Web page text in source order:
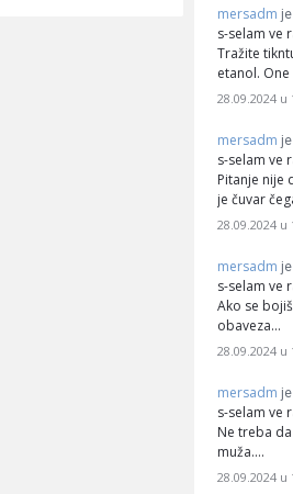
mersadm
s-selam ve
Tražite
etanol.
28.09.2024 u
mersadm
s-selam ve
Pitanje nije
je čuvar
28.09.2024 u
mersadm
s-selam ve
Ako se
obaveza…
28.09.2024 u
mersadm
s-selam ve
Ne treba
muža.…
28.09.2024 u